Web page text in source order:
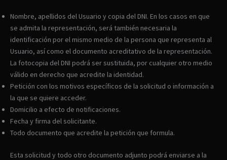
Nombre, apellidos del Usuario y copia del DNI. En los casos en que
se admita la representación, será también necesaria la
identificación por el mismo medio de la persona que representa al
Usuario, así como el documento acreditativo de la representación.
La fotocopia del DNI podrá ser sustituida, por cualquier otro medio
válido en derecho que acredite la identidad.
Petición con los motivos específicos de la solicitud o información a
la que se quiere acceder.
Domicilio a efecto de notificaciones.
Fecha y firma del solicitante.
Todo documento que acredite la petición que formula.
Esta solicitud y todo otro documento adjunto podrá enviarse a la